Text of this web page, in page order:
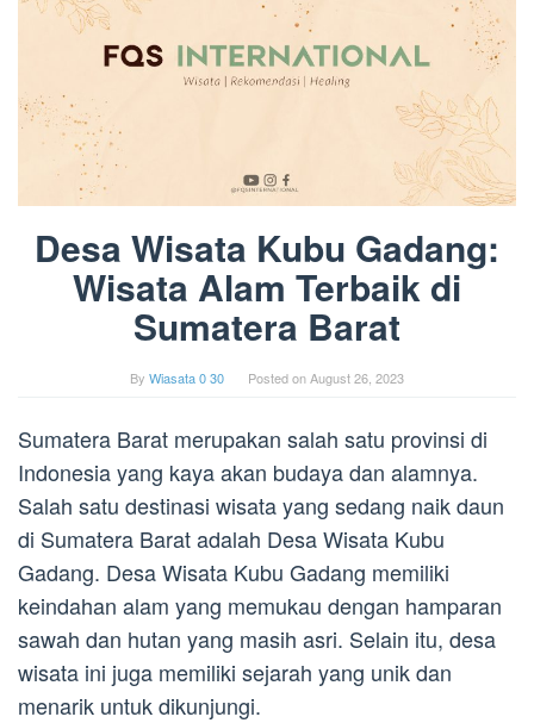
Desa Wisata Kubu Gadang:
Wisata Alam Terbaik di
Sumatera Barat
By Wiasata 0 30 Posted onAugust 26, 2023
Sumatera Barat merupakan salah satu provinsi di
Indonesia yang kaya akan budaya dan alamnya.
Salah satu destinasi wisata yang sedang naik daun
di Sumatera Barat adalah Desa Wisata Kubu
Gadang. Desa Wisata Kubu Gadang memiliki
keindahan alam yang memukau dengan hamparan
sawah dan hutan yang masih asri. Selain itu, desa
wisata ini juga memiliki sejarah yang unik dan
menarik untuk dikunjungi.